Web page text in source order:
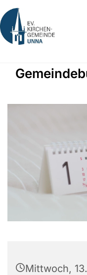
Mittwoch,